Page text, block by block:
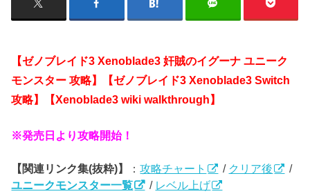
【ゼノブレイド3 Xenoblade3 奸賊のイグーナ ユニーク
モンスター 攻略】【ゼノブレイド3 Xenoblade3 Switch
攻略】【Xenoblade3 wiki walkthrough】
※発売日より攻略開始！
【関連リンク集(抜粋)】 ：攻略チャート / クリア後
/
ユニークモンスター一覧
/ レベル上げ